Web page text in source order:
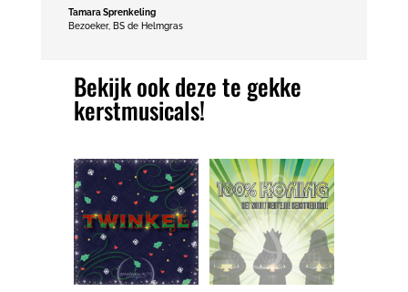
Tamara Sprenkeling
Bezoeker, BS de Helmgras
Bekijk ook deze te gekke
kerstmusicals!